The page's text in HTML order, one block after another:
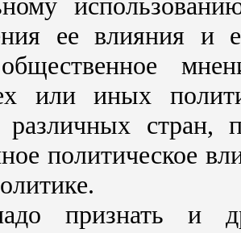
ее влияния и
или иных
различных
политическое
признать и